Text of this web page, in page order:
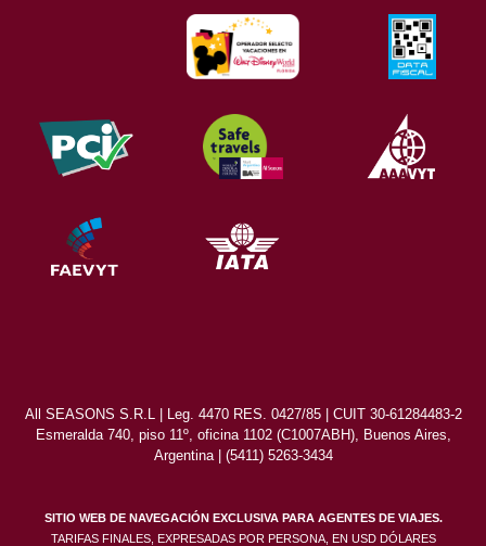
All SEASONS S.R.L | Leg. 4470 RES. 0427/85 | CUIT 30-61284483-2
Esmeralda 740, piso 11º, oficina 1102 (C1007ABH), Buenos Aires,
Argentina | (5411) 5263-3434
SITIO WEB DE NAVEGACIÓN EXCLUSIVA PARA AGENTES DE VIAJES.
TARIFAS FINALES, EXPRESADAS POR PERSONA, EN USD DÓLARES